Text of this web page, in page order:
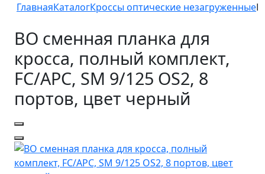
ГлавнаяКаталогКроссы оптические незагруженные
ВО сменная планка для
кросса, полный комплект,
FC/APC, SM 9/125 OS2, 8
портов, цвет черный